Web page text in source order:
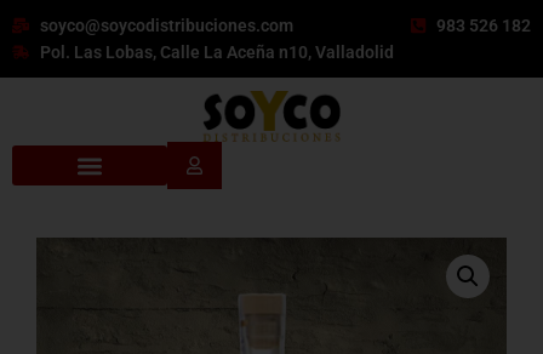
soyco@soycodistribuciones.com
983 526 182
Pol. Las Lobas, Calle La Aceña n10, Valladolid